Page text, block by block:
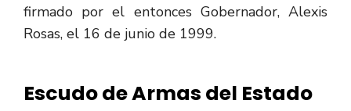
firmado por el entonces Gobernador, Alexis
Rosas, el 16 de junio de 1999.
Escudo de Armas del Estado